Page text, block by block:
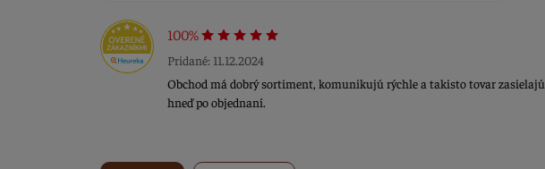
100%
Pridané: 11.12.2024
Obchod má dobrý sortiment, komunikujú rýchle a takisto tovar zasielajú
hneď po objednaní.